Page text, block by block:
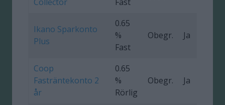
Ikano Sparkonto
Plus
0.65
%
Fast
Obegr. Ja
Coop
Fasträntekonto 2
år
0.65
%
Rörlig
Obegr. Ja